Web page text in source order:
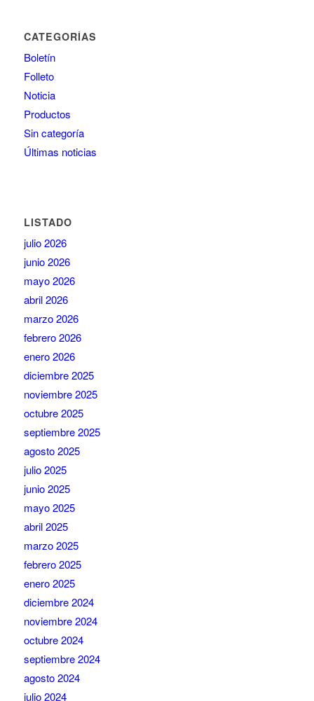
CATEGORÍAS
Boletín
Folleto
Noticia
Productos
Sin categoría
Últimas noticias
LISTADO
julio 2026
junio 2026
mayo 2026
abril 2026
marzo 2026
febrero 2026
enero 2026
diciembre 2025
noviembre 2025
octubre 2025
septiembre 2025
agosto 2025
julio 2025
junio 2025
mayo 2025
abril 2025
marzo 2025
febrero 2025
enero 2025
diciembre 2024
noviembre 2024
octubre 2024
septiembre 2024
agosto 2024
julio 2024